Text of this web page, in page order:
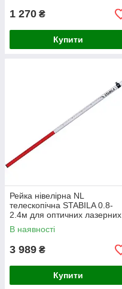
1 270 ₴
Купити
Рейка нівелірна NL
телескопічна STABILA 0.8-
2.4м для оптичних лазерних
рівнів 07468
В наявності
3 989 ₴
Купити